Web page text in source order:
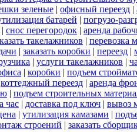
зеленые | офисный переезд |
батарей | погрузо-
| снос перегородок | аренда
такелажников | перевозка
| заказать коробки | переезд |
| услуги такелажников |
| коробки | подъем
коттеджный переезд | аренда
| подъем строительных
час | доставка под ключ | вывоз
| утилизация камазами |
строений | заказать